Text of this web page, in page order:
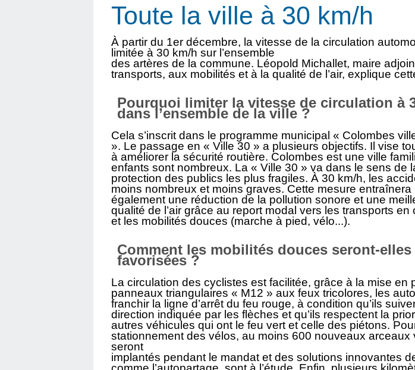
Toute la ville à 30 km/h
À partir du 1er décembre, la vitesse de la circulation
limitée à 30 km/h sur l’ensemble
des artères de la commune. Léopold Michallet, maire
transports, aux mobilités et à la qualité de l’air, explique
Pourquoi limiter la vitesse de circulation à
dans l’ensemble de la ville ?
Cela s’inscrit dans le programme municipal « Colombes
». Le passage en « Ville 30 » a plusieurs objectifs. Il vise
à améliorer la sécurité routière. Colombes est une ville
enfants sont nombreux. La « Ville 30 » va dans le sens de
protection des publics les plus fragiles. À 30 km/h, les
moins nombreux et moins graves. Cette mesure entraînera
également une réduction de la pollution sonore et une
qualité de l’air grâce au report modal vers les transports en
et les mobilités douces (marche à pied, vélo...).
Comment les mobilités douces seront-elles
favorisées ?
La circulation des cyclistes est facilitée, grâce à la mise en
panneaux triangulaires « M12 » aux feux tricolores, les
franchir la ligne d’arrêt du feu rouge, à condition qu’ils
direction indiquée par les flèches et qu’ils respectent la
autres véhicules qui ont le feu vert et celle des piétons.
stationnement des vélos, au moins 600 nouveaux arceaux
seront
implantés pendant le mandat et des solutions innovantes